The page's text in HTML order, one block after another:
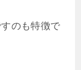
のも特徴で